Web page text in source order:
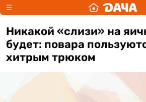
☰
Никакой «слизи» на
будет: повара
хитрым трюком